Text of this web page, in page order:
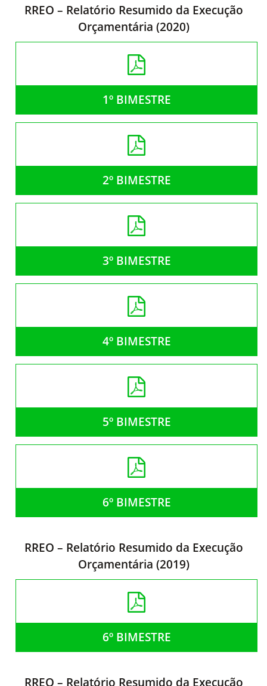
RREO – Relatório Resumido da Execução
Orçamentária (2020)
1º BIMESTRE
2º BIMESTRE
3º BIMESTRE
4º BIMESTRE
5º BIMESTRE
6º BIMESTRE
RREO – Relatório Resumido da Execução
Orçamentária (2019)
6º BIMESTRE
RREO – Relatório Resumido da Execução